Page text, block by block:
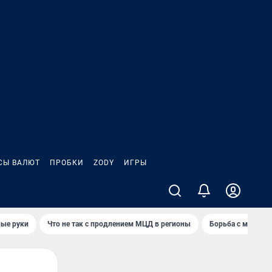
ВАЛЮТ ПРОБКИ ZODY ИГРЫ
руки Что не так с продлением МЦД в регионы Борьба с мэрией